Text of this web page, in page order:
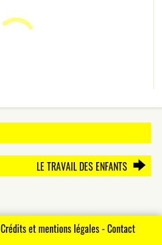
LE TRAVAIL DES ENFANTS
Crédits et mentions légales-Contact